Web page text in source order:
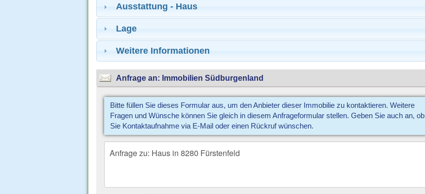
Ausstattung - Haus
Lage
Weitere Informationen
Anfrage an: Immobilien Südburgenland
Bitte füllen Sie dieses Formular aus, um den Anbieter dieser Immobilie zu kontaktieren. Weitere
Fragen und Wünsche können Sie gleich in diesem Anfrageformular stellen. Geben Sie auch an, ob
Sie Kontaktaufnahme via E-Mail oder einen Rückruf wünschen.